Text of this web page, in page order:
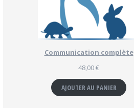
Communication complète
48,00€
AJOUTER AU PANIER